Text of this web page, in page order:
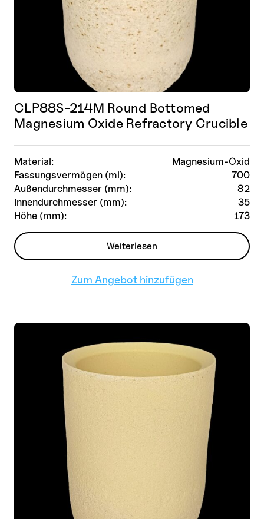
Material:
Magnesium-Oxid
Fassungsvermögen (ml):
700
Außendurchmesser (mm):
82
Innendurchmesser (mm):
35
Höhe (mm):
173
CLP88S-214M Round Bottomed
Magnesium Oxide Refractory Crucible
Weiterlesen
Zum Angebot hinzufügen